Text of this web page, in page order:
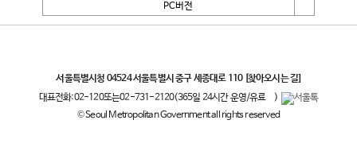
PC버전
서울특별시청 04524 서울특별시 중구 세종대로 110 [찾아오시는 길]
대표전화:02-120또는02-731-2120(365일 24시간 운영/유료
)
© Seoul Metropolitan Government all rights reserved